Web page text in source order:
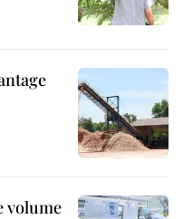
volume